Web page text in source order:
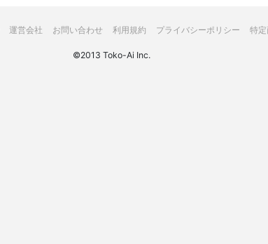
運営会社 お問い合わせ 利用規約 プライバシーポリシー 特
©2013 Toko-Ai Inc.